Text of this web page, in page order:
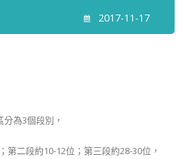
2017-11-17
為3個段別，
第二段約10-12位；第三段約28-30位，